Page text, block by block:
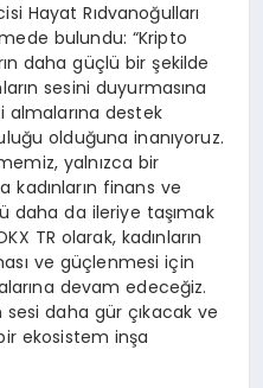
Hayat Rıdvanoğulları
bulundu: “Kripto
daha güçlü bir şekilde
sesini duyurmasına
destek
olduğuna inanıyoruz.
yalnızca bir
kadınların finans ve
daha da ileriye taşımak
TR olarak, kadınların
ve güçlenmesi için
devam edeceğiz.
sesi daha gür çıkacak ve
ekosistem inşa